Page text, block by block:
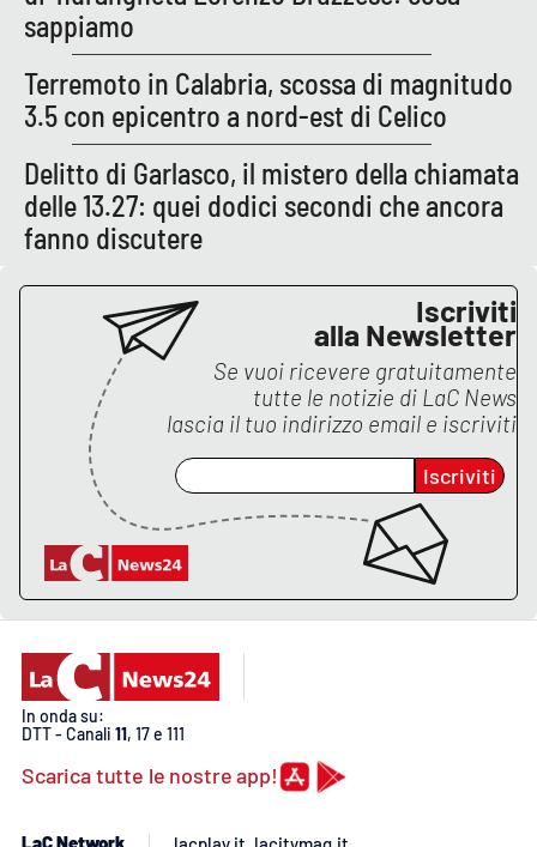
sappiamo
Terremoto in Calabria, scossa di magnitudo
3.5 con epicentro a nord-est di Celico
Delitto di Garlasco, il mistero della chiamata
delle 13.27: quei dodici secondi che ancora
fanno discutere
Iscriviti
alla Newsletter
Se vuoi ricevere gratuitamente
tutte le notizie di LaC News
lascia il tuo indirizzo email e iscriviti
Iscriviti
In onda su:
DTT - Canali 11, 17 e 111
Scarica tutte le nostre app!
LaC Network